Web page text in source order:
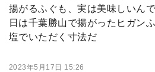
揚がるふぐも、実は美味しいん
日は千葉勝山で揚がったヒガン
塩でいただく寸法だ
2023年5月17日 15:26